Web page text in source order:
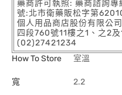
藥商許可執照: 藥商諮詢
號:北市衛藥販松字第
個人用品商店股份有限公
四段760號11樓之1、之2
(02)27421234
How To Store
室溫
寬 2.2